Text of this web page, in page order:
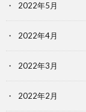
2022年5月
2022年4月
2022年3月
2022年2月